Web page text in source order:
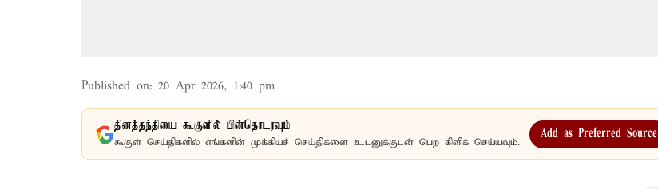
Published on: 20 Apr 2026, 1:40 pm
தினத்தந்தியை கூகுளில் பின்தொடரவும்
கூகுள் செய்திகளில் எங்களின் முக்கியச் செய்திகளை உடனுக்குடன் பெற கிளிக் செய்யவும்.
Add as Preferred Source